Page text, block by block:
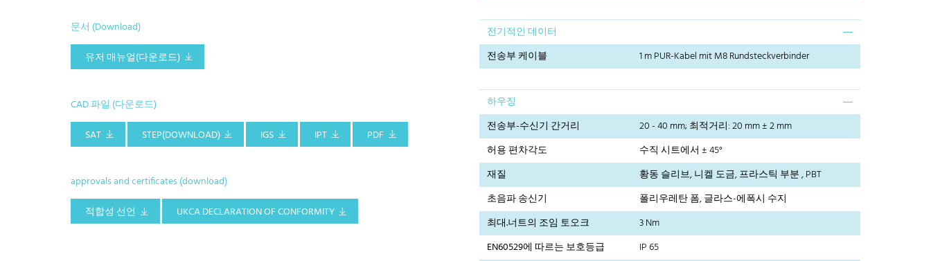
문서 (Download)
유저 매뉴얼(다운로드)
CAD 파일 (다운로드)
SAT
STEP(DOWNLOAD) IGS IPT PDF
approvals and certificates (download)
적합성 선언
UKCA DECLARATION OF CONFORMITY
전기적인 데이터
전송부 케이블
1 m PUR-Kabel mit M8 Rundsteckverbinder
하우징
전송부-수신기 간거리
20 - 40 mm; 최적거리: 20 mm ± 2 mm
허용 편차각도
수직 시트에서 ± 45°
재질
황동 슬리브, 니켈 도금, 프라스틱 부분 , PBT
초음파 송신기
폴리우레탄 폼, 글라스-에폭시 수지
최대.너트의 조임 토오크
3 Nm
EN60529에 따르는 보호등급
IP 65